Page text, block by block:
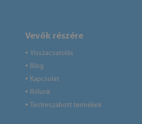
Vevők részére
● Visszacsatolás
● Blog
● Kapcsolat
● Rólunk
● Testreszabott termékek